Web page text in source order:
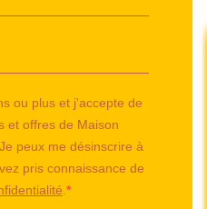
ou plus et j'accepte de
et offres de Maison
peux me désinscrire à
pris connaissance de